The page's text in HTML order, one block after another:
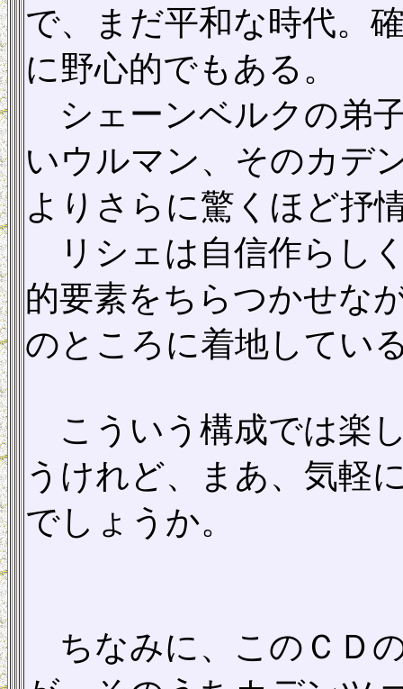
で、まだ平和な時代。
に野心的でもある。
シェーンベルクの弟
いウルマン、そのカデ
よりさらに驚くほど抒
リシェは自信作らし
的要素をちらつかせな
のところに着地してい
こういう構成では楽
うけれど、まあ、気軽
でしょうか。
ちなみに、このＣＤ